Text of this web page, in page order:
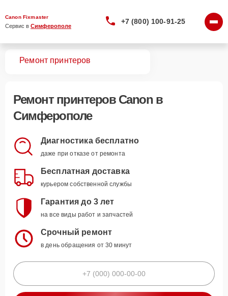
Canon Fixmaster
Сервис в Симферополе
+7 (800) 100-91-25
Ремонт принтеров
Ремонт принтеров Canonв
Симферополе
Диагностика бесплатно
даже при отказе от ремонта
Бесплатная доставка
курьером собственной службы
Гарантия до 3 лет
на все виды работ и запчастей
Срочный ремонт
в день обращения от 30 минут